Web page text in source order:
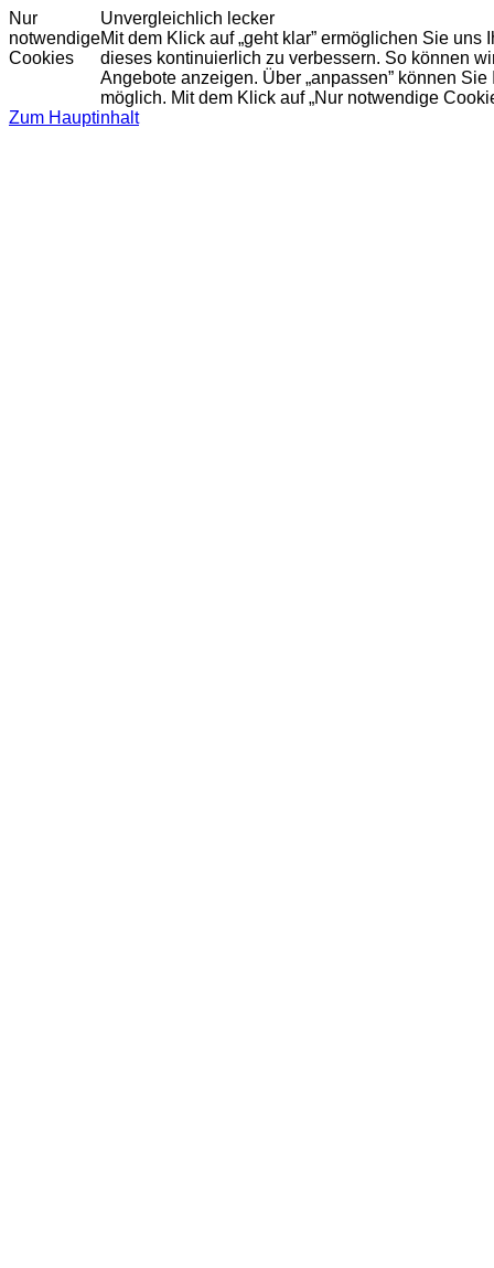
Nur
notwendige
Cookies
Unvergleichlich lecker
Mit dem Klick auf „geht klar” ermöglichen Sie
dieses kontinuierlich zu verbessern. So können
Angebote anzeigen. Über „anpassen” können
möglich. Mit dem Klick auf „Nur notwendige
Zum Hauptinhalt